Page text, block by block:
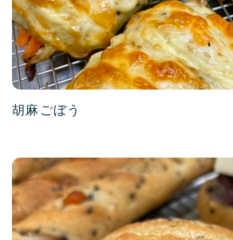
胡麻ごぼう